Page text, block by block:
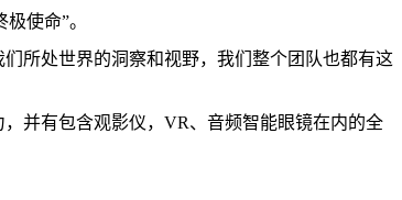
使命”。
所处世界的洞察和视野，我们整个团队也都有这
并有包含观影仪，VR、音频智能眼镜在内的全